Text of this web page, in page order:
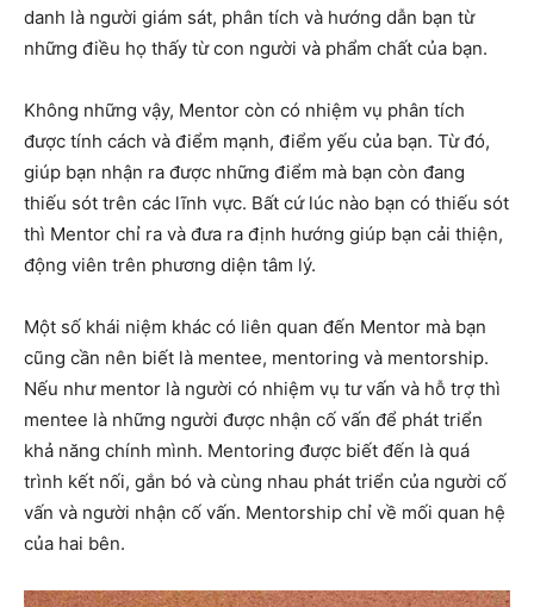
danh là người giám sát, phân tích và hướng dẫn bạn từ
những điều họ thấy từ con người và phẩm chất của bạn.
Không những vậy, Mentor còn có nhiệm vụ phân tích
được tính cách và điểm mạnh, điểm yếu của bạn. Từ đó,
giúp bạn nhận ra được những điểm mà bạn còn đang
thiếu sót trên các lĩnh vực. Bất cứ lúc nào bạn có thiếu sót
thì Mentor chỉ ra và đưa ra định hướng giúp bạn cải thiện,
động viên trên phương diện tâm lý.
Một số khái niệm khác có liên quan đến Mentor mà bạn
cũng cần nên biết là mentee, mentoring và mentorship.
Nếu như mentor là người có nhiệm vụ tư vấn và hỗ trợ thì
mentee là những người được nhận cố vấn để phát triển
khả năng chính mình. Mentoring được biết đến là quá
trình kết nối, gắn bó và cùng nhau phát triển của người cố
vấn và người nhận cố vấn. Mentorship chỉ về mối quan hệ
của hai bên.